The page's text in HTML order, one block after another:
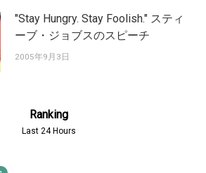
"Stay Hungry. Stay Foolish." スティ
ーブ・ジョブスのスピーチ
2005年9月3日
Ranking
Last 24 Hours